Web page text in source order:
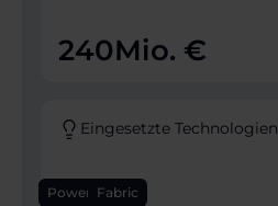
240Mio. €
Eingesetzte Technologien
Power BIFabric